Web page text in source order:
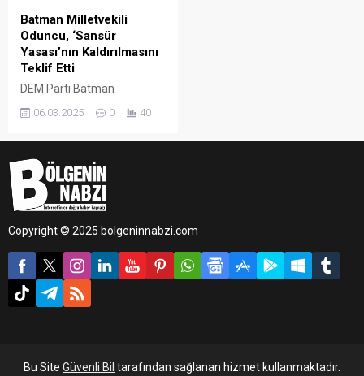
Batman Milletvekili
Oduncu, ‘Sansür
Yasası’nın Kaldırılmasını
Teklif Etti
DEM Parti Batman
Kutevi, kamuoyunda “sansür
giren “yanıltıcı bilgi”
düzenlemesinin kaldırılması
için kanun teklifi verdi.
06.03.2025 0 40
Copyright © 2025 bolgeninnabzi.com
Bu Site Güvenli Bil tarafından sağlanan hizmet kullanmaktadır.